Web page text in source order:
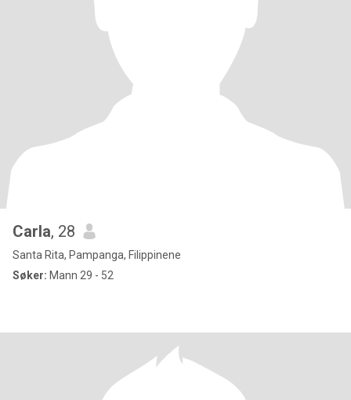
Carla, 28
Santa Rita, Pampanga, Filippinene
Søker: Mann 29 - 52